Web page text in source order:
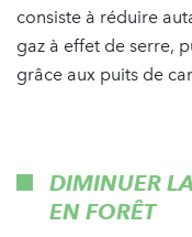
consiste à réduire
gaz à effet de serre,
grâce aux puits de
DIMINUER
EN FORÊT